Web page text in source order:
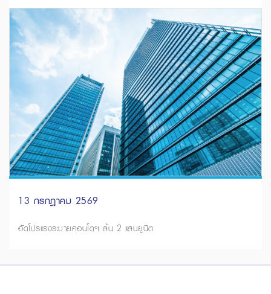
13 กรกฎาคม 2569
อัดโปรแรงระบายคอนโดฯ ล้น 2 แสนยูนิต